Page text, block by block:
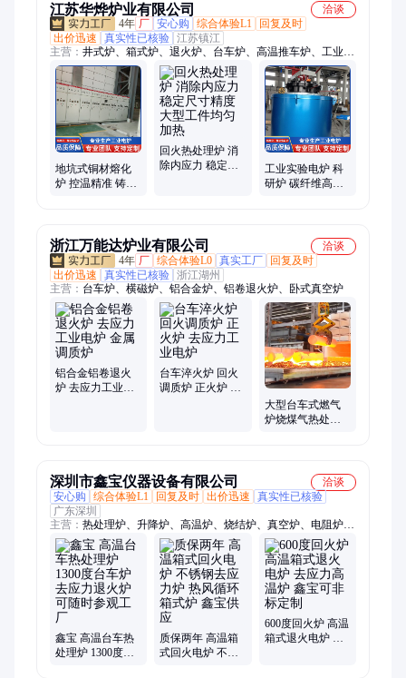
江苏华烨炉业有限公司
洽谈
4年 厂 安心购 综合体验L1
回复及时
出价迅速
真实性已核验 江苏镇江
主营： 井式炉、箱式炉、退火炉、台车炉、高温推车炉、工业
炉、工业电炉、燃气炉、回火炉、罩式炉、快速淬火炉、钛合金
烧结炉、滚筒炉、铝合金淬火炉、电缆退火炉、地坑炉、玻璃烧
结炉、推杆炉、氮化炉、高效退火炉、热处理推杆炉、热处理
炉、高精度井式炉、台车式电阻炉、电阻炉
地坑式铜材熔化
炉 控温精准 铸造
回火热处理炉 消
除内应力 稳定尺
工业实验电炉 科
研炉 碳纤维高温
浙江万能达炉业有限公司
洽谈
4年 厂 综合体验L0 真实工厂
回复及时
出价迅速
真实性已核验 浙江湖州
主营： 台车炉、横磁炉、铝合金炉、铝卷退火炉、卧式真空炉
铝合金铝卷退火
炉 去应力工业电
台车淬火炉 回火
调质炉 正火炉 去
大型台车式燃气
炉烧煤气热处理
深圳市鑫宝仪器设备有限公司
洽谈
安心购
综合体验L1 回复及时 出价迅速
真实性已核验
广东深圳
主营： 热处理炉、升降炉、高温炉、烧结炉、真空炉、电阻炉、
淬火炉、箱式炉、加热炉、回火炉、台车炉、陶瓷烧结炉、高温
烧结炉、真空电炉、箱式电阻炉、箱式电炉、高温电炉、退火
炉、高温升降炉、高温箱式炉、高温台车炉、高温热处理炉、工
业电炉、高温退火炉
鑫宝 高温台车热
处理炉 1300度台
质保两年 高温箱
式回火电炉 不锈
600度回火炉 高温
箱式退火电炉 去